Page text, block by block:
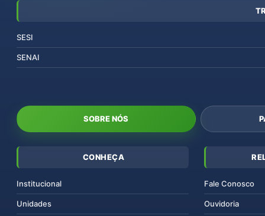
SESI
SENAI
SOBRE NÓS
CONHEÇA
Institucional
Unidades
Fale Conosco
Ouvidoria